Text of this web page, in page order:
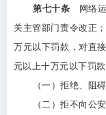
第七十条 网络运
关主管部门责令改正
万元以下罚款，对直
元以上十万元以下罚款
（一）拒绝、阻
（二）拒不向公